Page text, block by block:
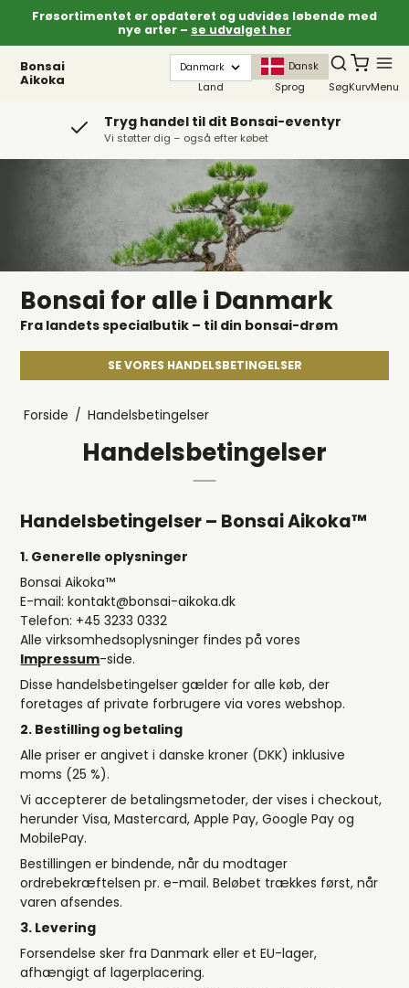
Frøsortimentet er opdateret og udvides løbende med
nye arter – se udvalget her
Bonsai
Aikoka Land
Dansk
Sprog SøgKurvMenu
Tryg handel til dit Bonsai-eventyr
Vi støtter dig – også efter købet
Bonsai for alle i Danmark
Fra landets specialbutik – til din bonsai-drøm
SE VORES HANDELSBETINGELSER
Forside / Handelsbetingelser
Handelsbetingelser
Handelsbetingelser – Bonsai Aikoka™️
1. Generelle oplysninger
Bonsai Aikoka™️
E-mail: kontakt@bonsai-aikoka.dk
Telefon: +45 3233 0332
Alle virksomhedsoplysninger findes på vores
Impressum-side.
Disse handelsbetingelser gælder for alle køb, der
foretages af private forbrugere via vores webshop.
2. Bestilling og betaling
Alle priser er angivet i danske kroner (DKK) inklusive
moms (25 %).
Vi accepterer de betalingsmetoder, der vises i checkout,
herunder Visa, Mastercard, Apple Pay, Google Pay og
MobilePay.
Bestillingen er bindende, når du modtager
ordrebekræftelsen pr. e-mail. Beløbet trækkes først, når
varen afsendes.
3. Levering
Forsendelse sker fra Danmark eller et EU-lager,
afhængigt af lagerplacering.